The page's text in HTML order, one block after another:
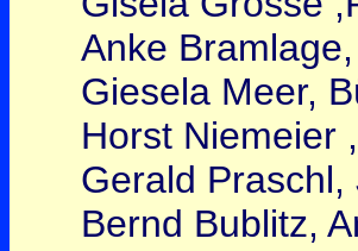
Anke
Giesela Meer,
Horst Niemeier
Gerald
Bernd Bublitz,